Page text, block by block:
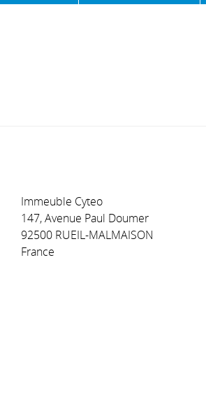
Immeuble Cyteo
147, Avenue Paul Doumer
92500 RUEIL-MALMAISON
France